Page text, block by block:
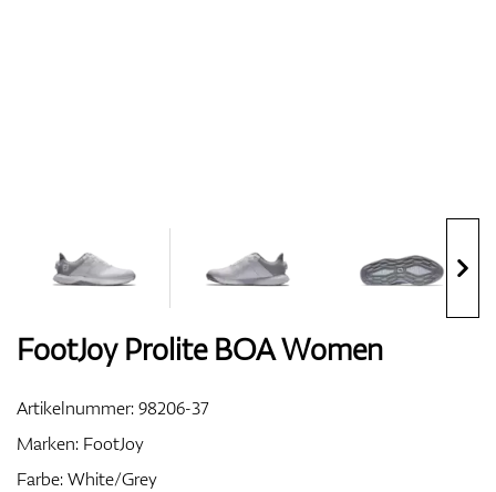
Bags
FootJoy Prolite BOA Women
Artikelnummer:98206-37
Marken: FootJoy
Farbe: White/Grey